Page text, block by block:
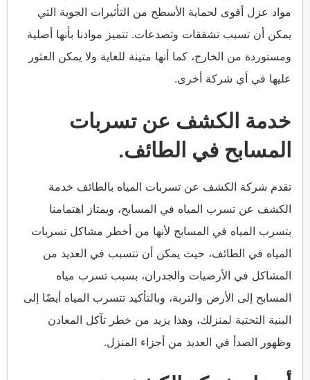
مواد عزل أقوى لحماية الأسطح من التأثيرات الجوية التي
يمكن أن تسبب تشققات وتصدعات. تتميز موادنا بأنها أصلية
ومستوردة من الخارج، كما أنها متينة للغاية ولا يمكن العثور
عليها في أي شركة أخرى.
خدمة الكشف عن تسربات
المسابح في الطائف.
تقدم شركة الكشف عن تسربات المياه بالطائف خدمة
الكشف عن تسرب المياه في المسابح، ويمتاز اهتمامنا
بتسرب المياه في المسابح لأنها من أخطر مشاكل تسربات
المياه في الطائف، حيث يمكن أن تتسبب في العديد من
المشاكل في الأرضيات والجدران، بسبب تسرب مياه
المسابح إلى الأرض والتربة، وبالتأكيد تتسرب المياه أيضًا إلى
البنية التحتية لمنزلك، وهذا يزيد من خطر تآكل المعادن
وظهور الصدأ في العديد من أجزاء المنزل.